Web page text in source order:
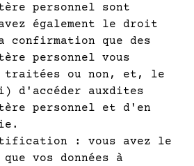
personnel sont
également le droit
que des
personnel vous
traitées ou non, et, le
d'accéder auxdites
personnel et d'en
: vous avez le
vos données à